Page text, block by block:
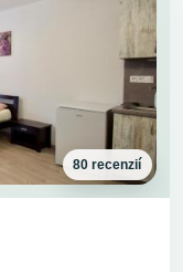
80 recenzií